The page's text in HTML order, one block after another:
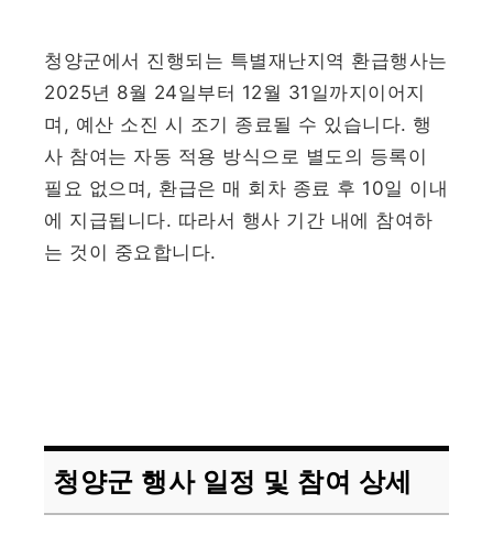
청양군에서 진행되는 특별재난지역 환급행사는
2025년 8월 24일부터 12월 31일까지이어지
며, 예산 소진 시 조기 종료될 수 있습니다. 행
사 참여는 자동 적용 방식으로 별도의 등록이
필요 없으며, 환급은 매 회차 종료 후 10일 이내
에 지급됩니다. 따라서 행사 기간 내에 참여하
는 것이 중요합니다.
청양군 행사 일정 및 참여 상세